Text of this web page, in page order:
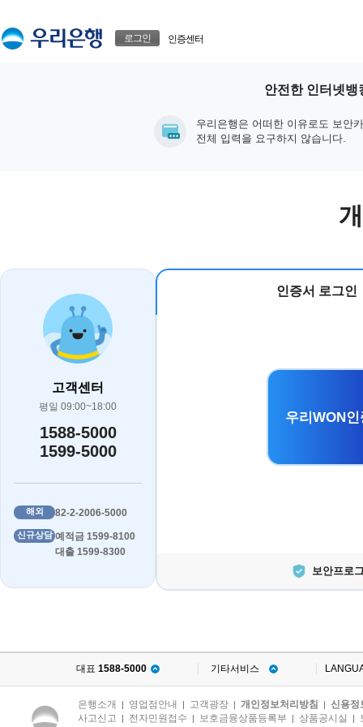
로그인 인증센터
안전한 인터넷뱅
우리은행은 어떠한 이유로도 보안
전체 입력을 요구하지 않습니다.
고객센터
평일 09:00~18:00
1588-5000
1599-5000
해외 82-2-2006-5000
신규상담 예적금 1599-8100
대출 1599-8300
인증서 로그인
우리WON
보안프로
대표 1588-5000 기타서비스
은행소개 | 영업점안내 | 고객광장 | 개인정보처리방침 | 신용정
사고신고 | 전자민원접수 | 보호금융상품등록부 | 상품공시실 |